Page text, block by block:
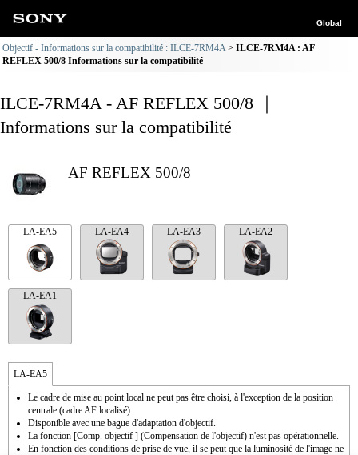
Global
Objectif - Informations sur la compatibilité : ILCE-7RM4A
ILCE-7RM4A : AF
REFLEX 500/8 Informations sur la compatibilité
ILCE-7RM4A - AF REFLEX 500/8 ｜
Informations sur la compatibilité
AF REFLEX 500/8
LA-EA5 LA-EA4 LA-EA3 LA-EA2
LA-EA1
LA-EA5
Le cadre de mise au point local ne peut pas être choisi, à l'exception de la position
centrale (cadre AF localisé).
Disponible avec une bague d'adaptation d'objectif.
La fonction [Comp. objectif ] (Compensation de l'objectif) n'est pas opérationnelle.
En fonction des conditions de prise de vue, il se peut que la luminosité de l'image ne